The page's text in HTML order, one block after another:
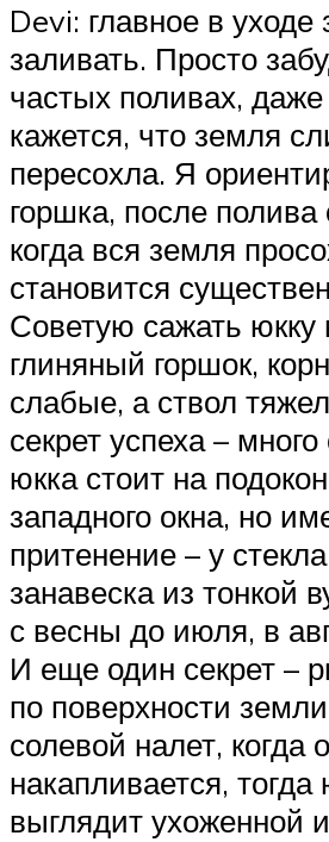
Devi: главное в уходе
заливать. Просто
частых поливах,
кажется, что земля
пересохла. Я
горшка, после
когда вся земля
становится
Советую сажать юкку
глиняный горшок,
слабые, а ствол
секрет успеха –
юкка стоит на
западного окна, но
притенение – у
занавеска из тонкой
с весны до июля, в
И еще один секрет –
по поверхности
солевой налет, когда
накапливается, тогда
выглядит ухоженной